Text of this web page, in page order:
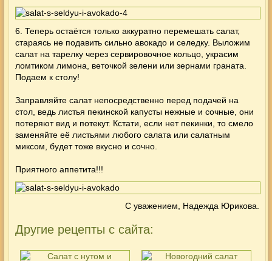
6. Теперь остаётся только аккуратно перемешать салат,
стараясь не подавить сильно авокадо и селедку. Выложим
салат на тарелку через сервировочное кольцо, украсим
ломтиком лимона, веточкой зелени или зернами граната.
Подаем к столу!
Заправляйте салат непосредственно перед подачей на
стол, ведь листья пекинской капусты нежные и сочные, они
потеряют вид и потекут. Кстати, если нет пекинки, то смело
заменяйте её листьями любого салата или салатным
миксом, будет тоже вкусно и сочно.
Приятного аппетита!!!
С уважением, Надежда Юрикова.
Другие рецепты с сайта: